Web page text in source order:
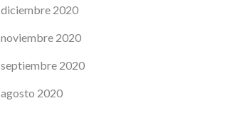
diciembre 2020
noviembre 2020
septiembre 2020
agosto 2020